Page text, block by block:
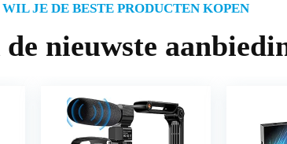
WIL JE DE BESTE PRODUCTEN KOPEN
nieuwste